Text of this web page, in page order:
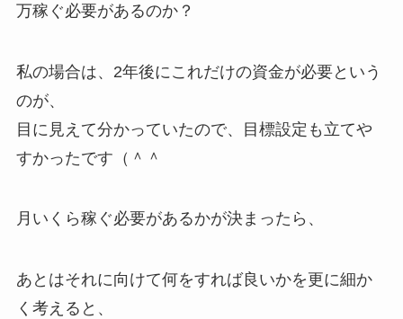
万稼ぐ必要があるのか？
私の場合は、2年後にこれだけの資金が必要という
のが、
目に見えて分かっていたので、目標設定も立てや
すかったです（＾＾
月いくら稼ぐ必要があるかが決まったら、
あとはそれに向けて何をすれば良いかを更に細か
く考えると、